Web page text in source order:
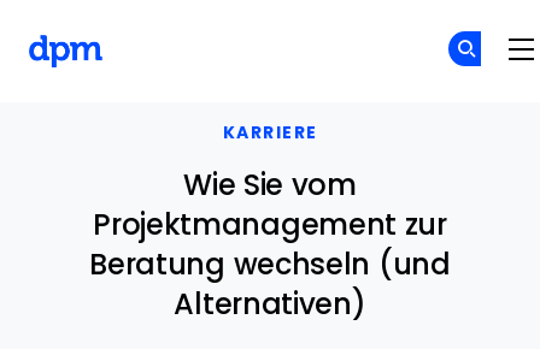
KARRIERE
Wie Sie vom
Projektmanagement zur
Beratung wechseln (und
Alternativen)